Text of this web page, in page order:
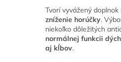
Tvorí vyvážený
zníženie horúčky.
niekoľko dôležitých
normálnej funkcii
aj kĺbov.